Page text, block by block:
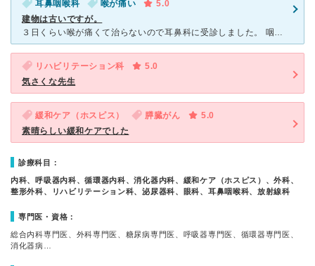
耳鼻咽喉科 喉が痛い
5.0
建物は古いですが。
３日くらい喉が痛くて治らないので耳鼻科に受診しました。 咽頭浮腫という病気で大学病院への医療連携、的確な治療をして頂きました。 発見が遅れたら入院や器官切開や窒息などたいへんなことになるとあとで知
リハビリテーション科
5.0
気さくな先生
緩和ケア（ホスピス） 膵臓がん
5.0
素晴らしい緩和ケアでした
診療科目：
内科、呼吸器内科、循環器内科、消化器内科、緩和ケア（ホスピス）、外科、
整形外科、リハビリテーション科、泌尿器科、眼科、耳鼻咽喉科、放射線科
専門医・資格：
総合内科専門医、外科専門医、糖尿病専門医、呼吸器専門医、循環器専門医、
消化器病…